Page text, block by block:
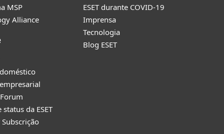
MSP
Alliance
da ESET
Subscrição
ESET durante COVID-19
Imprensa
Tecnologia
Blog ESET